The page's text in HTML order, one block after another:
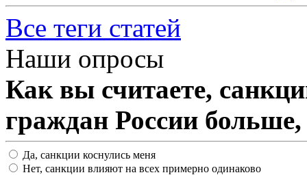
Все теги статей
Наши опросы
Как вы считаете,
граждан России
Да, санкции коснулись меня
Нет, санкции влияют на всех примерно одинаково